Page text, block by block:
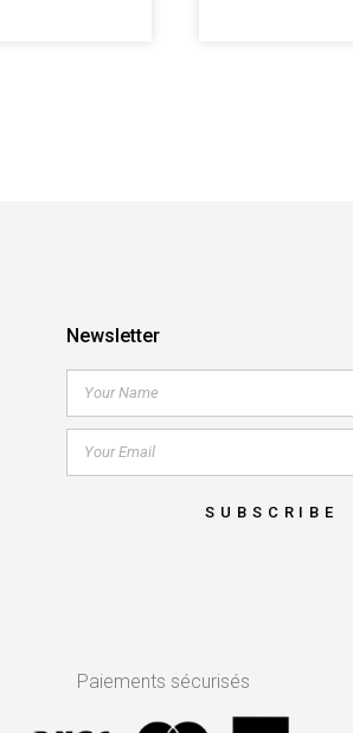
Newsletter
SUBSCRIBE
Paiements sécurisés